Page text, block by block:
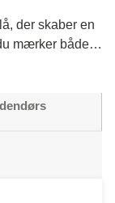
der skaber en
mærker både
og matchende